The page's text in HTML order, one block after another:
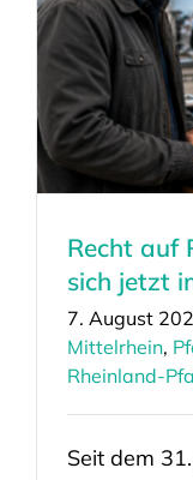
Recht auf
sich jetzt
7. August
Mittelrhein,
Rheinland-
Seit dem